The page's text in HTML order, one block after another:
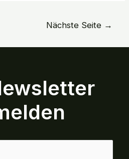
Nächste Seite →